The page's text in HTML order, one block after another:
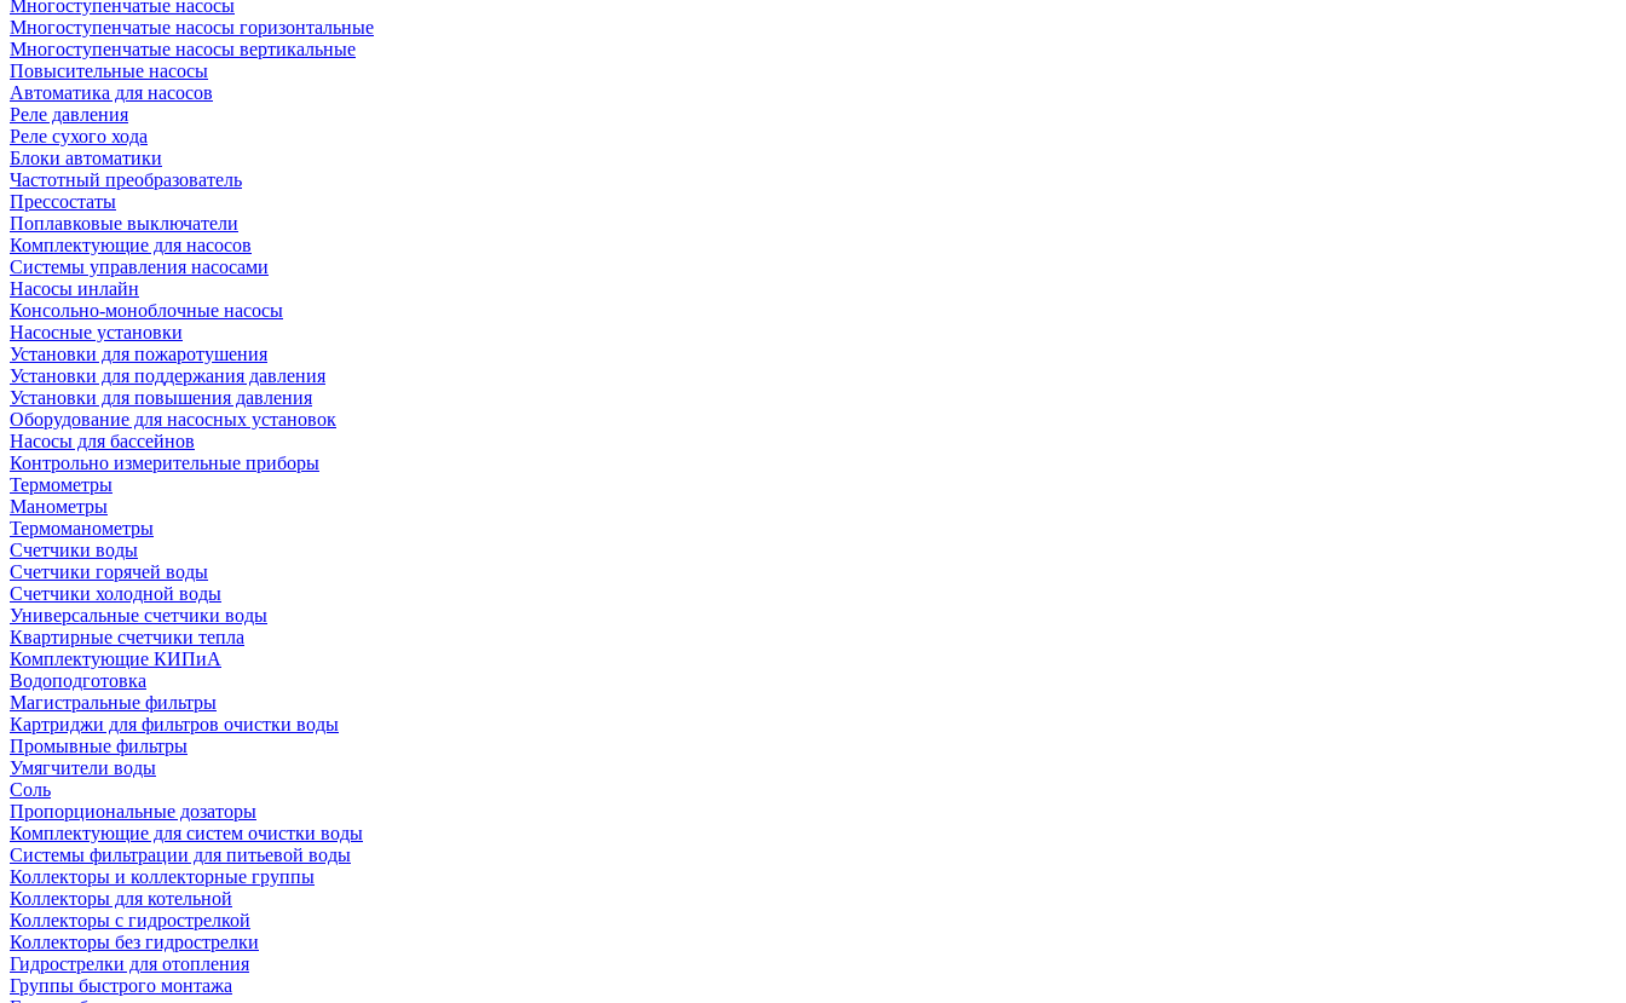
Многоступенчатые насосы
Многоступенчатые насосы горизонтальные
Многоступенчатые насосы вертикальные
Повысительные насосы
Автоматика для насосов
Реле давления
Реле сухого хода
Блоки автоматики
Частотный преобразователь
Прессостаты
Поплавковые выключатели
Комплектующие для насосов
Системы управления насосами
Насосы инлайн
Консольно-моноблочные насосы
Насосные установки
Установки для пожаротушения
Установки для поддержания давления
Установки для повышения давления
Оборудование для насосных установок
Насосы для бассейнов
Контрольно измерительные приборы
Термометры
Манометры
Термоманометры
Счетчики воды
Счетчики горячей воды
Счетчики холодной воды
Универсальные счетчики воды
Квартирные счетчики тепла
Комплектующие КИПиА
Водоподготовка
Магистральные фильтры
Картриджи для фильтров очистки воды
Промывные фильтры
Умягчители воды
Соль
Пропорциональные дозаторы
Комплектующие для систем очистки воды
Системы фильтрации для питьевой воды
Коллекторы и коллекторные группы
Коллекторы для котельной
Коллекторы с гидрострелкой
Коллекторы без гидрострелки
Гидрострелки для отопления
Группы быстрого монтажа